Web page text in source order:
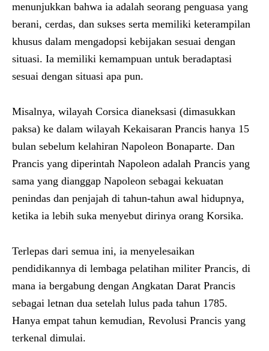
menunjukkan bahwa ia adalah seorang penguasa yang
berani, cerdas, dan sukses serta memiliki keterampilan
khusus dalam mengadopsi kebijakan sesuai dengan
situasi. Ia memiliki kemampuan untuk beradaptasi
sesuai dengan situasi apa pun.
Misalnya, wilayah Corsica dianeksasi (dimasukkan
paksa) ke dalam wilayah Kekaisaran Prancis hanya 15
bulan sebelum kelahiran Napoleon Bonaparte. Dan
Prancis yang diperintah Napoleon adalah Prancis yang
sama yang dianggap Napoleon sebagai kekuatan
penindas dan penjajah di tahun-tahun awal hidupnya,
ketika ia lebih suka menyebut dirinya orang Korsika.
Terlepas dari semua ini, ia menyelesaikan
pendidikannya di lembaga pelatihan militer Prancis, di
mana ia bergabung dengan Angkatan Darat Prancis
sebagai letnan dua setelah lulus pada tahun 1785.
Hanya empat tahun kemudian, Revolusi Prancis yang
terkenal dimulai.